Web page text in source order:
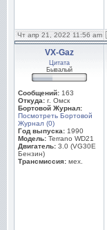
Чт апр 21, 2022 11:56 am
VX-Gaz
Цитата
Бывалый
Сообщений: 163
Откуда: г. Омск
Бортовой Журнал:
Посмотреть Бортовой
Журнал (0)
Год выпуска: 1990
Модель: Terrano WD21
Двигатель: 3.0 (VG30E
Бензин)
Трансмиссия: мех.